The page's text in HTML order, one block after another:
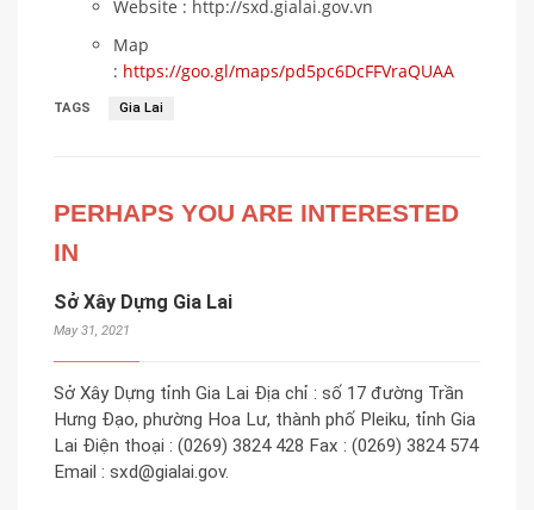
Website : http://sxd.gialai.gov.vn
Map
: https://goo.gl/maps/pd5pc6DcFFVraQUAA
TAGS Gia Lai
PERHAPS YOU ARE INTERESTED
IN
Sở Xây Dựng Gia Lai
May 31, 2021
Sở Xây Dựng tỉnh Gia Lai Địa chỉ : số 17 đường Trần
Hưng Đạo, phường Hoa Lư, thành phố Pleiku, tỉnh Gia
Lai Điện thoại : (0269) 3824 428 Fax : (0269) 3824 574
Email : sxd@gialai.gov.